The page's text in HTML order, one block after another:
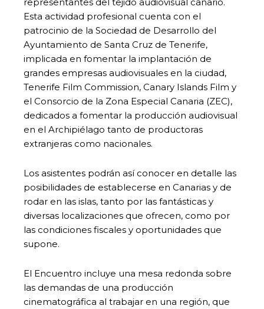
Esta actividad profesional cuenta con el
patrocinio de la Sociedad de Desarrollo del
Ayuntamiento de Santa Cruz de Tenerife,
implicada en fomentar la implantación de
grandes empresas audiovisuales en la ciudad,
Tenerife Film Commission, Canary Islands Film y
el Consorcio de la Zona Especial Canaria (ZEC),
dedicados a fomentar la producción audiovisual
en el Archipiélago tanto de productoras
extranjeras como nacionales.
Los asistentes podrán así conocer en detalle las
posibilidades de establecerse en Canarias y de
rodar en las islas, tanto por las fantásticas y
diversas localizaciones que ofrecen, como por
las condiciones fiscales y oportunidades que
supone.
El Encuentro incluye una mesa redonda sobre
las demandas de una producción
cinematográfica al trabajar en una región, que